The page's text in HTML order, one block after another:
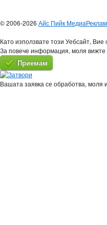
© 2006-2026 Айс Пийк Медиа
Като използвате този Уебсайт, Вие
За повече информация, моля
Приемам
Вашата заявка се обработва, моля